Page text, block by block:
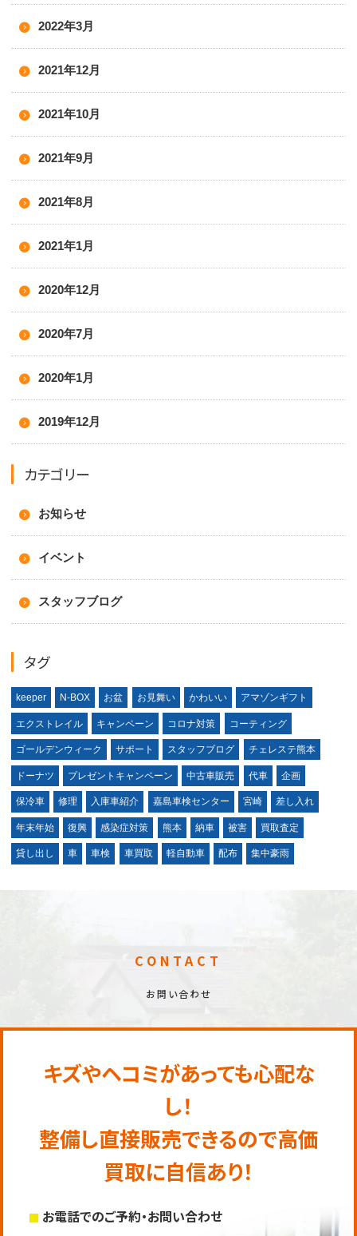
2022年3月
2021年12月
2021年10月
2021年9月
2021年8月
2021年1月
2020年12月
2020年7月
2020年1月
2019年12月
カテゴリー
お知らせ
イベント
スタッフブログ
タグ
keeper N-BOX お盆 お見舞い かわいい アマゾンギフト
エクストレイル キャンペーン コロナ対策 コーティング
ゴールデンウィーク サポート スタッフブログ チェレステ熊本
ドーナツ プレゼントキャンペーン 中古車販売 代車 企画
保冷車 修理 入庫車紹介 嘉島車検センター 宮崎 差し入れ
年末年始 復興 感染症対策 熊本 納車 被害 買取査定
貸し出し 車 車検 車買取 軽自動車 配布 集中豪雨
CONTACT
お問い合わせ
キズやヘコミがあっても心配な
し！
整備し直接販売できるので高価
買取に自信あり！
お電話でのご予約・お問い合わせ